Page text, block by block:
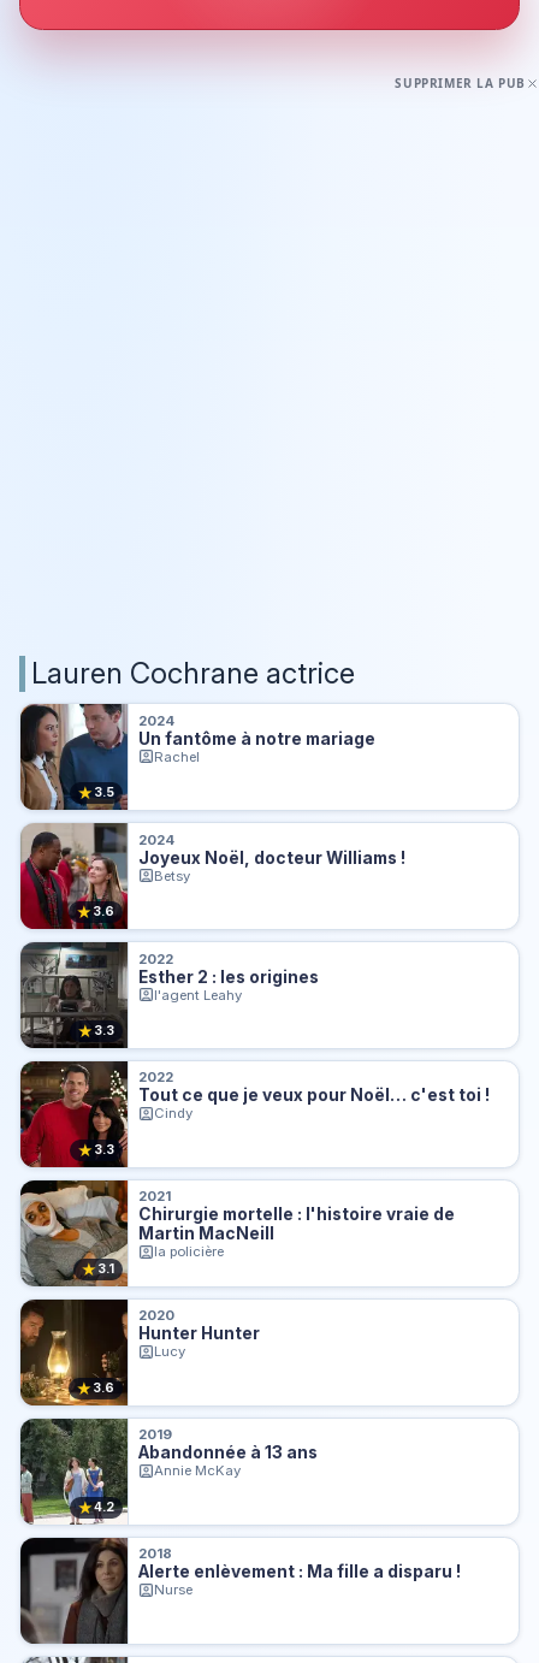
SUPPRIMER LA PUB
Lauren Cochrane actrice
★ 3.5
2024
Un fantôme à notre mariage
Rachel
★ 3.6
2024
Joyeux Noël, docteur Williams !
Betsy
★ 3.3
2022
Esther 2 : les origines
l'agent Leahy
★3.3
2022
Tout ce que je veux pour Noël… c'est toi !
Cindy
★3.1
2021
Chirurgie mortelle : l'histoire vraie de
Martin MacNeill
la policière
★3.6
2020
Hunter Hunter
Lucy
★4.2
2019
Abandonnée à 13 ans
Annie McKay
2018
Alerte enlèvement : Ma fille a disparu !
Nurse